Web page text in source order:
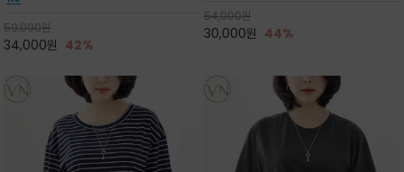
디자인이 팔 라인을 더욱 날씬
59,000원
34,000원 42%
트를 더해 데일리 룩에 포인트
54,000원
30,000원 44%